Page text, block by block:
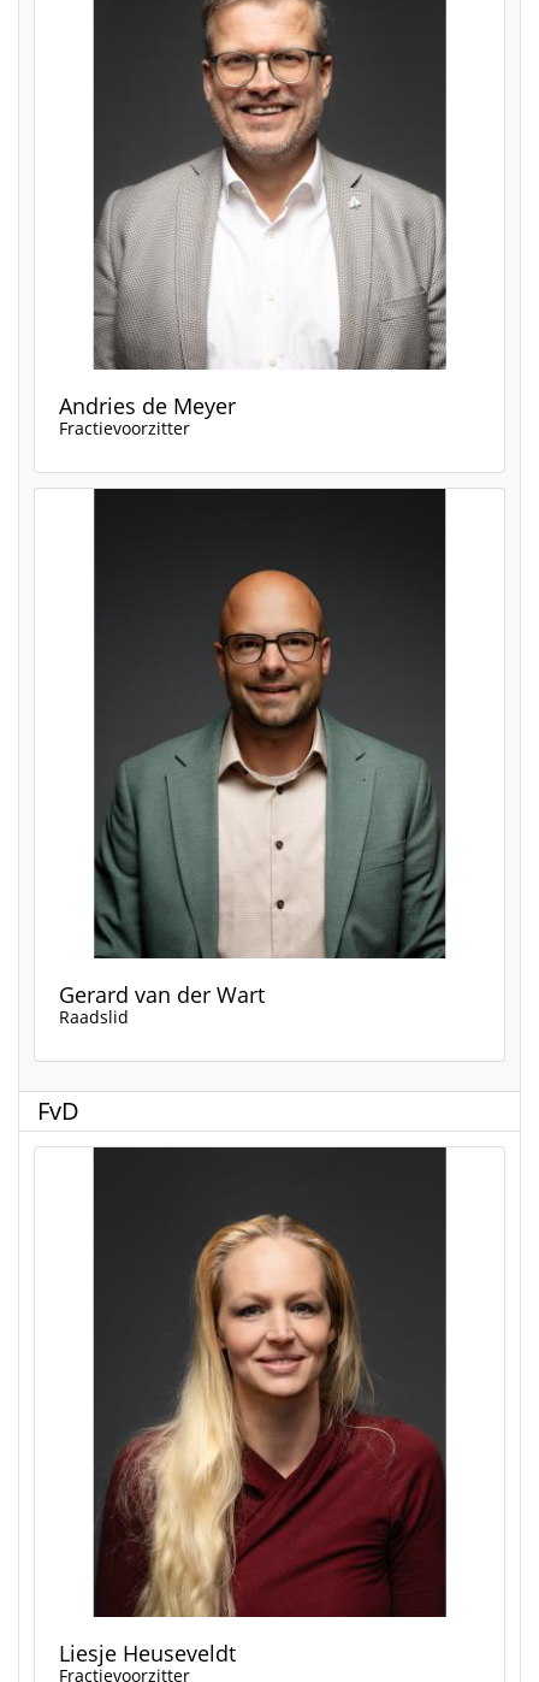
Andries de Meyer
Fractievoorzitter
Gerard van der Wart
Raadslid
FvD
Liesje Heuseveldt
Fractievoorzitter